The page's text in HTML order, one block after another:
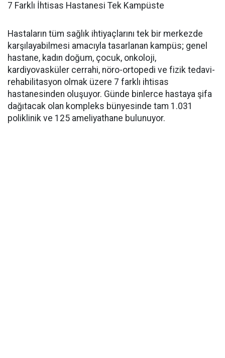
7 Farklı İhtisas Hastanesi Tek Kampüste
Hastaların tüm sağlık ihtiyaçlarını tek bir merkezde
karşılayabilmesi amacıyla tasarlanan kampüs; genel
hastane, kadın doğum, çocuk, onkoloji,
kardiyovasküler cerrahi, nöro-ortopedi ve fizik tedavi-
rehabilitasyon olmak üzere 7 farklı ihtisas
hastanesinden oluşuyor. Günde binlerce hastaya şifa
dağıtacak olan kompleks bünyesinde tam 1.031
poliklinik ve 125 ameliyathane bulunuyor.